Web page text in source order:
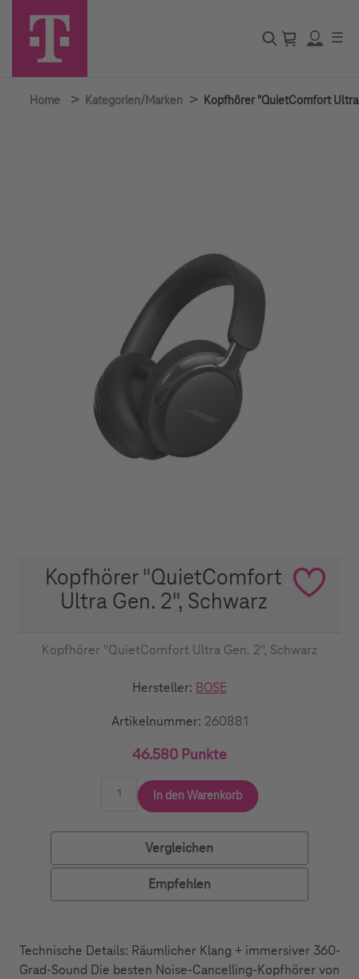
☰
Home > Kategorien/Marken > Kopfhörer "QuietComfort Ultra
Kopfhörer "QuietComfort
Ultra Gen. 2", Schwarz
Kopfhörer "QuietComfort Ultra Gen. 2", Schwarz
Hersteller: BOSE
Artikelnummer: 260881
46.580 Punkte
In den Warenkorb
Vergleichen
Empfehlen
Technische Details: Räumlicher Klang + immersiver 360-
Grad-Sound Die besten Noise-Cancelling-Kopfhörer von